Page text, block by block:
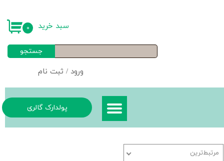
ورود / ثبت نام
خروج از حساب کاربری
جستجو
۰ سبد خرید
پولدارک گالری
مرتبط‌ترین